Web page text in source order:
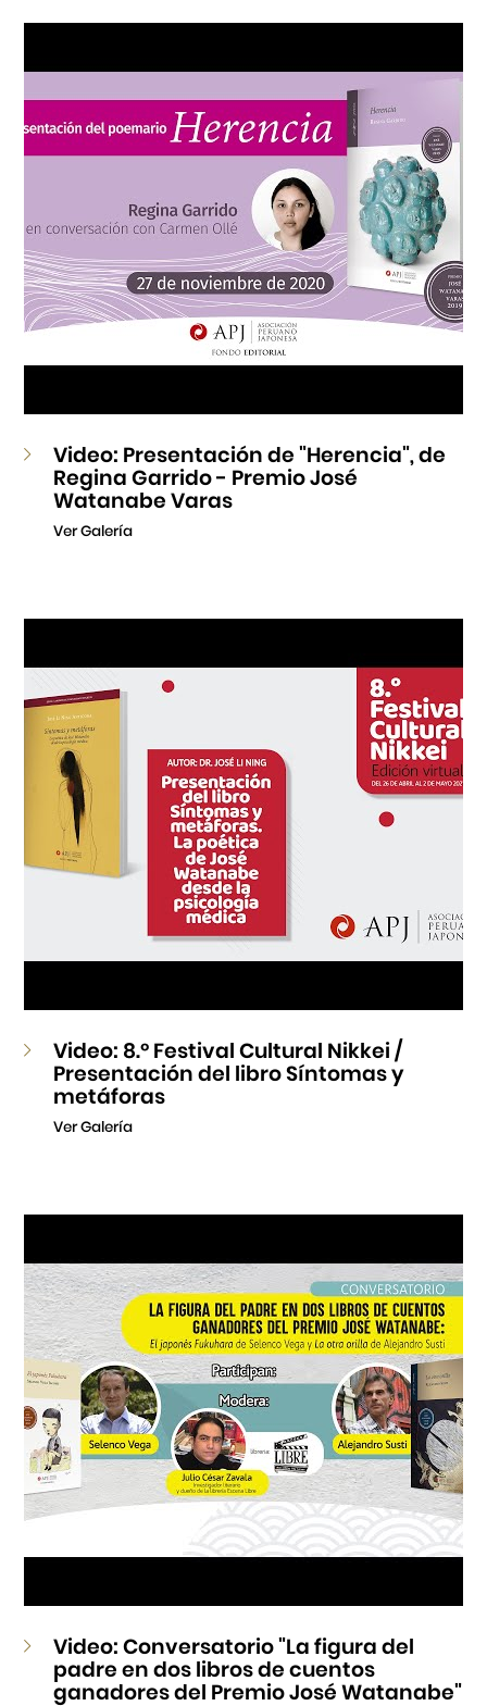
Museo de la Inmigración Japonesa
Fondo Editorial
Teatro Peruano Japonés
Video: Presentación de "Herencia", de
Regina Garrido - Premio José
Watanabe Varas
Ver Galería
Video: 8.º Festival Cultural Nikkei /
Presentación del libro Síntomas y
metáforas
Ver Galería
Video: Conversatorio "La figura del
padre en dos libros de cuentos
ganadores del Premio José Watanabe"